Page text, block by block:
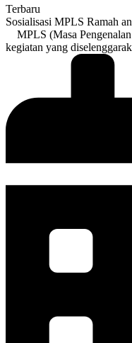
Terbaru
Sosialisasi MPLS Ramah
MPLS (Masa
kegiatan yang